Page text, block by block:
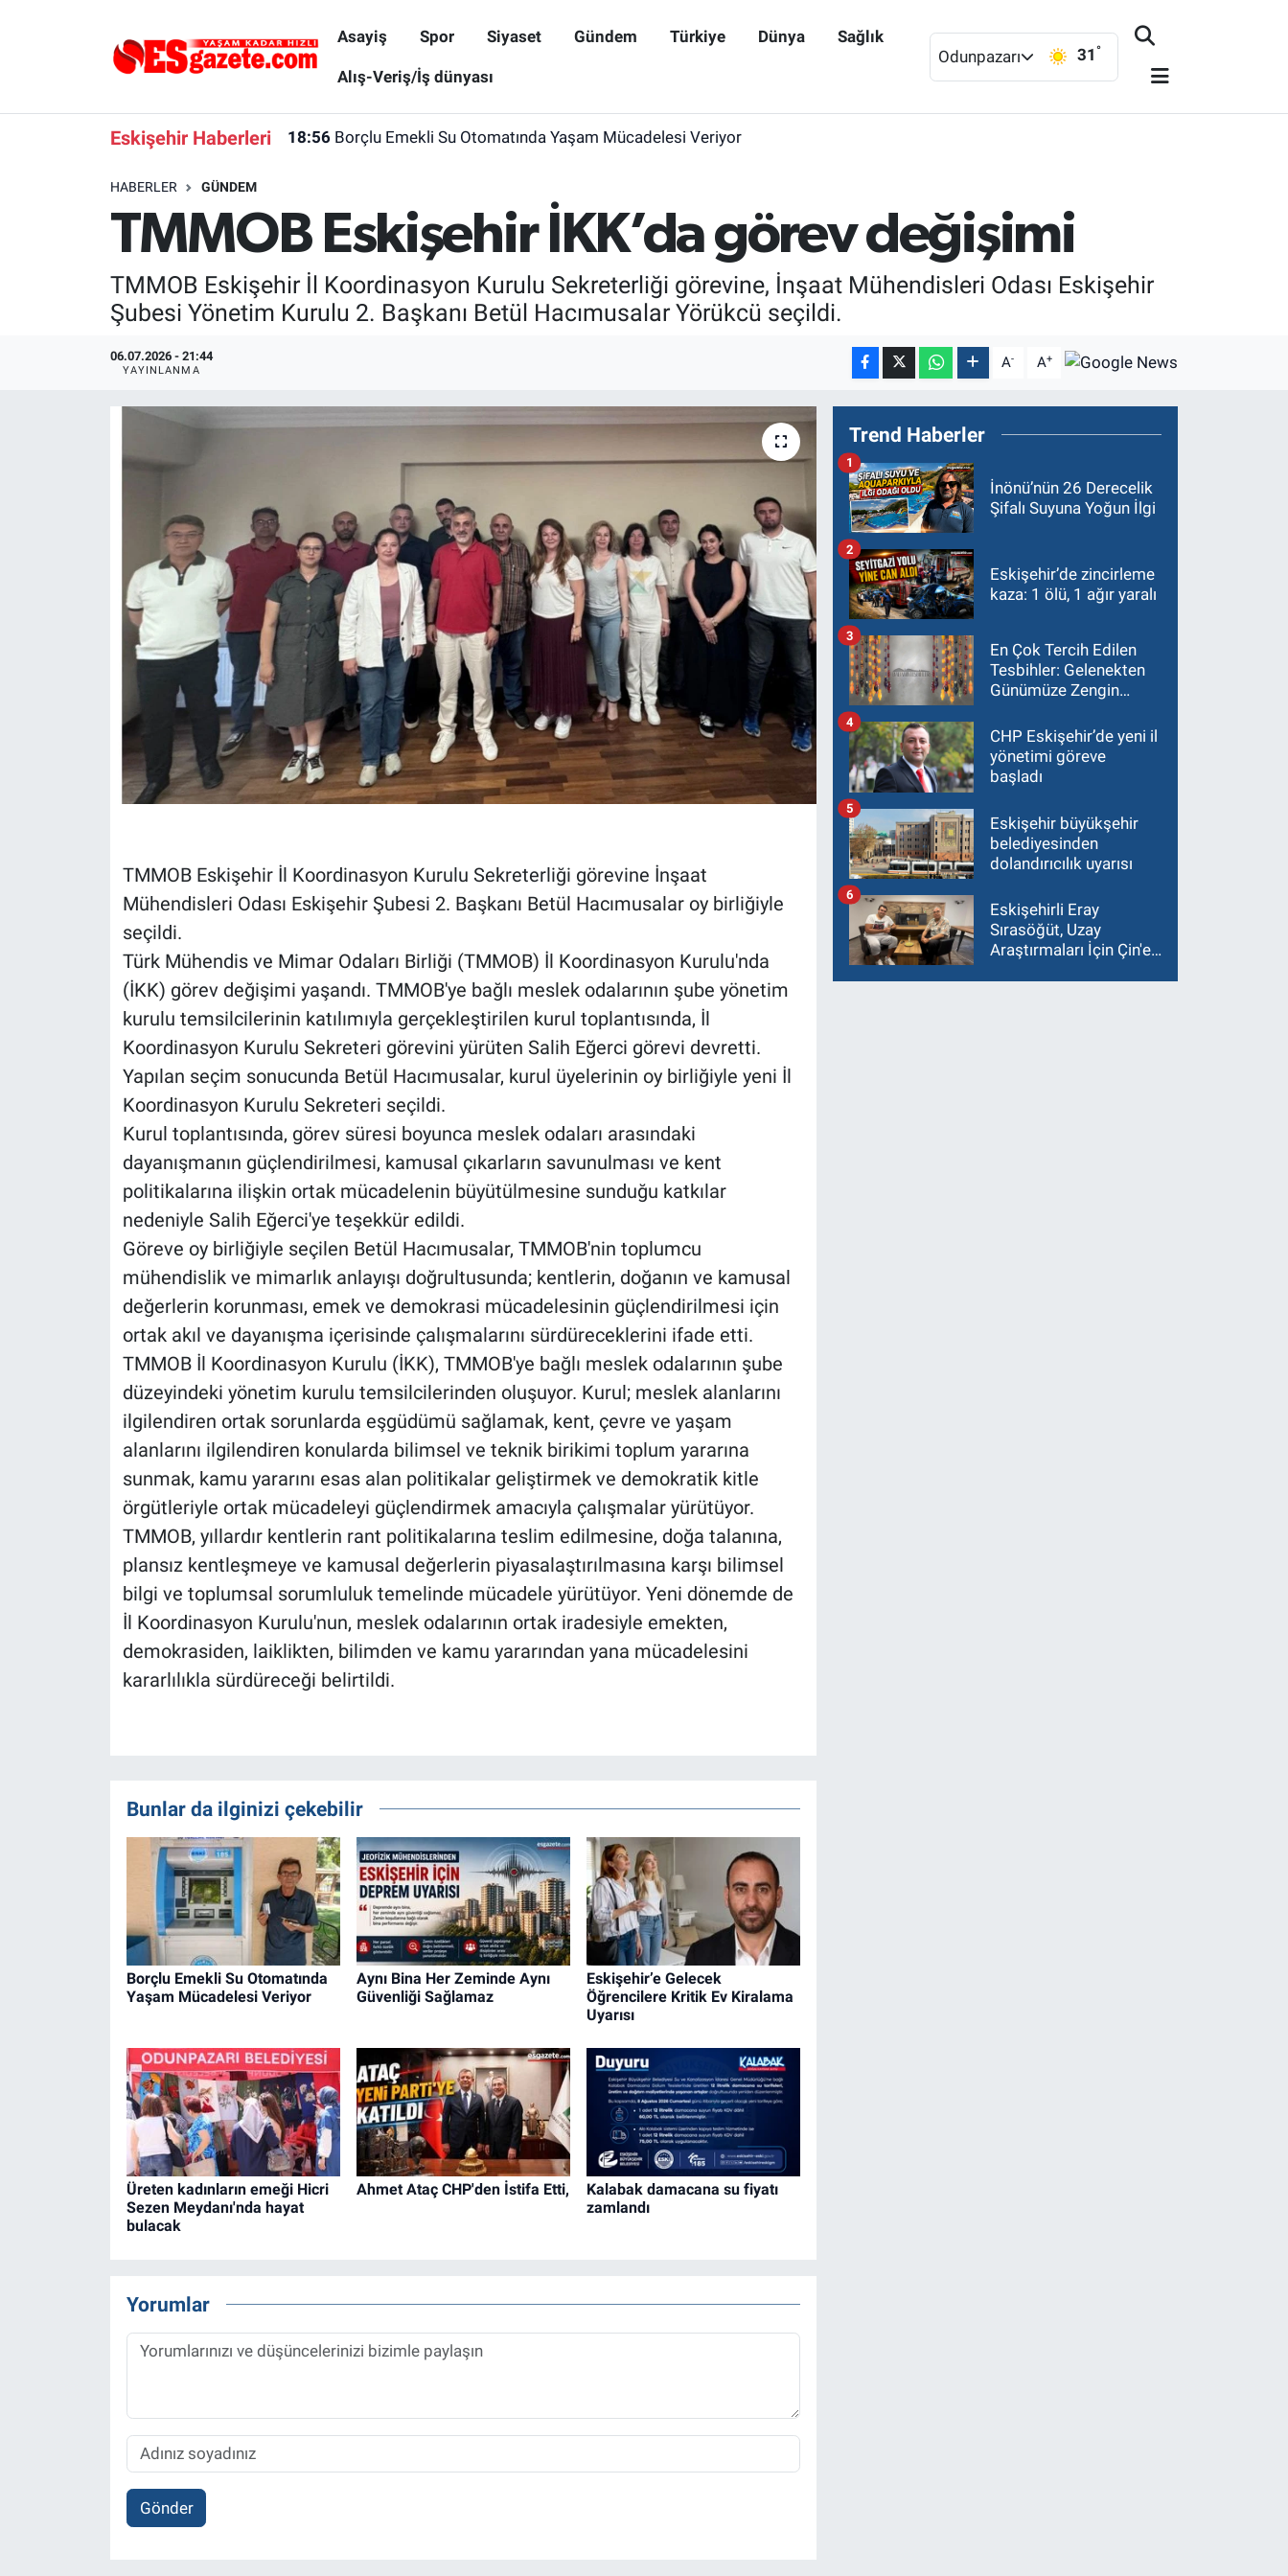
Asayiş Spor Siyaset Gündem Türkiye Dünya Sağlık
Alış-Veriş/İş dünyası
Odunpazarı 31 °
Eskişehir Haberleri 18:56 Borçlu Emekli Su Otomatında Yaşam Mücadelesi Veriyor
HABERLER GÜNDEM
TMMOB Eskişehir İKK’da görev değişimi
TMMOB Eskişehir İl Koordinasyon Kurulu Sekreterliği görevine, İnşaat Mühendisleri Odası Eskişehir
Şubesi Yönetim Kurulu 2. Başkanı Betül Hacımusalar Yörükcü seçildi.
06.07.2026 - 21:44
YAYINLANMA A- A+
TMMOB Eskişehir İl Koordinasyon Kurulu Sekreterliği görevine İnşaat
Mühendisleri Odası Eskişehir Şubesi 2. Başkanı Betül Hacımusalar oy birliğiyle
seçildi.
Türk Mühendis ve Mimar Odaları Birliği (TMMOB) İl Koordinasyon Kurulu'nda
(İKK) görev değişimi yaşandı. TMMOB'ye bağlı meslek odalarının şube yönetim
kurulu temsilcilerinin katılımıyla gerçekleştirilen kurul toplantısında, İl
Koordinasyon Kurulu Sekreteri görevini yürüten Salih Eğerci görevi devretti.
Yapılan seçim sonucunda Betül Hacımusalar, kurul üyelerinin oy birliğiyle yeni İl
Koordinasyon Kurulu Sekreteri seçildi.
Kurul toplantısında, görev süresi boyunca meslek odaları arasındaki
dayanışmanın güçlendirilmesi, kamusal çıkarların savunulması ve kent
politikalarına ilişkin ortak mücadelenin büyütülmesine sunduğu katkılar
nedeniyle Salih Eğerci'ye teşekkür edildi.
Göreve oy birliğiyle seçilen Betül Hacımusalar, TMMOB'nin toplumcu
mühendislik ve mimarlık anlayışı doğrultusunda; kentlerin, doğanın ve kamusal
değerlerin korunması, emek ve demokrasi mücadelesinin güçlendirilmesi için
ortak akıl ve dayanışma içerisinde çalışmalarını sürdüreceklerini ifade etti.
TMMOB İl Koordinasyon Kurulu (İKK), TMMOB'ye bağlı meslek odalarının şube
düzeyindeki yönetim kurulu temsilcilerinden oluşuyor. Kurul; meslek alanlarını
ilgilendiren ortak sorunlarda eşgüdümü sağlamak, kent, çevre ve yaşam
alanlarını ilgilendiren konularda bilimsel ve teknik birikimi toplum yararına
sunmak, kamu yararını esas alan politikalar geliştirmek ve demokratik kitle
örgütleriyle ortak mücadeleyi güçlendirmek amacıyla çalışmalar yürütüyor.
TMMOB, yıllardır kentlerin rant politikalarına teslim edilmesine, doğa talanına,
plansız kentleşmeye ve kamusal değerlerin piyasalaştırılmasına karşı bilimsel
bilgi ve toplumsal sorumluluk temelinde mücadele yürütüyor. Yeni dönemde de
İl Koordinasyon Kurulu'nun, meslek odalarının ortak iradesiyle emekten,
demokrasiden, laiklikten, bilimden ve kamu yararından yana mücadelesini
kararlılıkla sürdüreceği belirtildi.
Bunlar da ilginizi çekebilir
Borçlu Emekli Su Otomatında
Yaşam Mücadelesi Veriyor
Aynı Bina Her Zeminde Aynı
Güvenliği Sağlamaz
Eskişehir’e Gelecek
Öğrencilere Kritik Ev Kiralama
Uyarısı
Üreten kadınların emeği Hicri
Sezen Meydanı'nda hayat
bulacak
Ahmet Ataç CHP'den İstifa Etti,
Kalabak damacana su fiyatı
zamlandı
Yorumlar
Gönder
Trend Haberler
İnönü’nün 26 Derecelik
Şifalı Suyuna Yoğun İlgi
1
Eskişehir’de zincirleme
kaza: 1 ölü, 1 ağır yaralı
2
En Çok Tercih Edilen
Tesbihler: Gelenekten
Günümüze Zengin
3
CHP Eskişehir’de yeni il
yönetimi göreve
başladı
4
Eskişehir büyükşehir
belediyesinden
dolandırıcılık uyarısı
5
Eskişehirli Eray
Sırasöğüt, Uzay
Araştırmaları İçin Çin'e
6
Gündem
Alış-Veriş/İş dünyası
Eskişehirspor Arşivi
Röportaj
Ekonomi
Kültür Sanat
Eskişehir Nöbetçi Eczaneler
Süper Lig Puan Durumu ve Fikstür
Son Dakika Haberleri
Haber Arşivi